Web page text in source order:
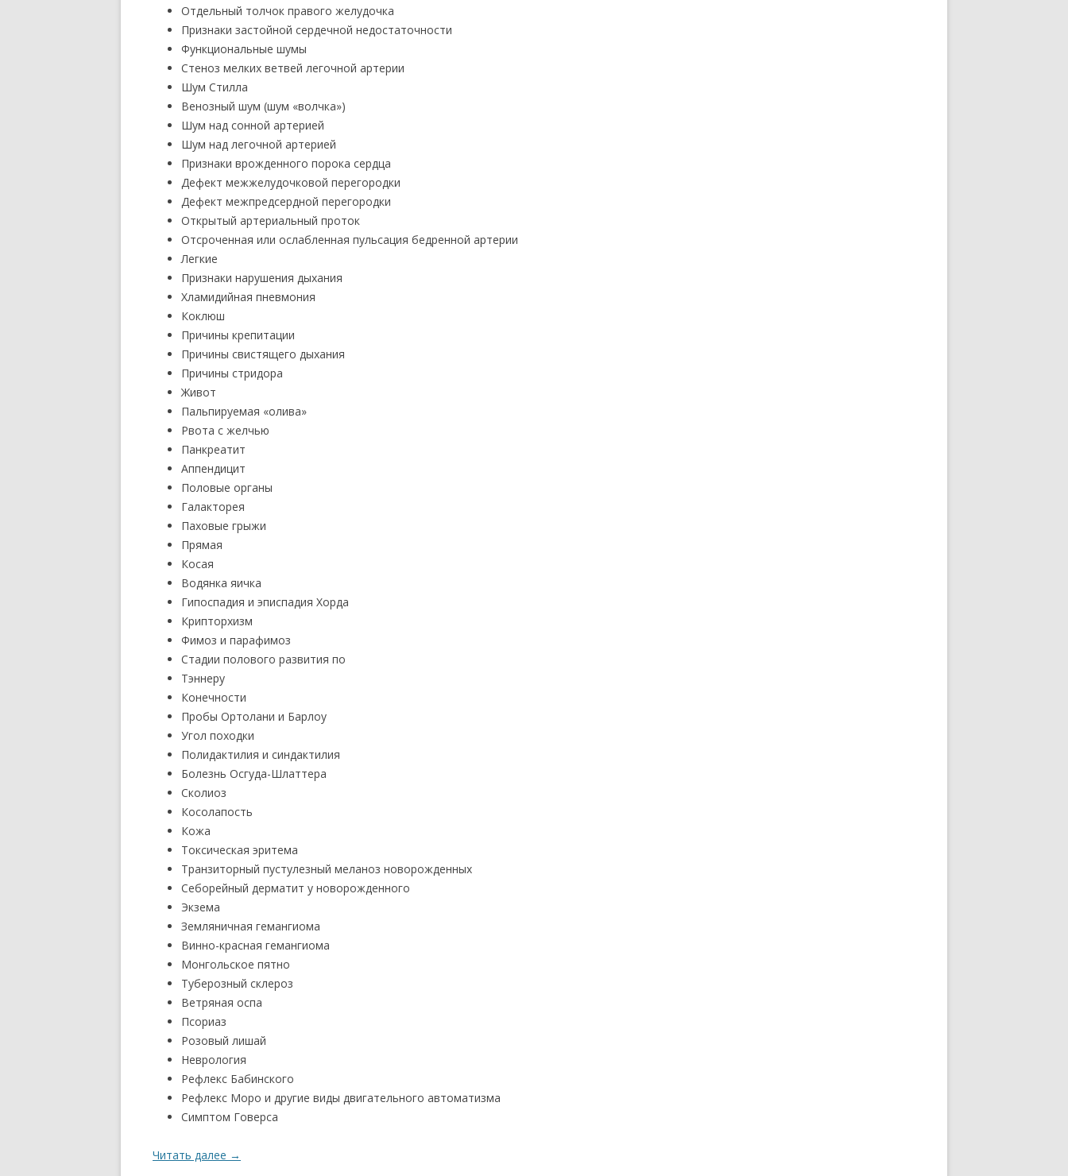
Отдельный толчок правого желудочка
Признаки застойной сердечной недостаточности
Функциональные шумы
Стеноз мелких ветвей легочной артерии
Шум Стилла
Венозный шум (шум «волчка»)
Шум над сонной артерией
Шум над легочной артерией
Признаки врожденного порока сердца
Дефект межжелудочковой перегородки
Дефект межпредсердной перегородки
Открытый артериальный проток
Отсроченная или ослабленная пульсация бедренной артерии
Легкие
Признаки нарушения дыхания
Хламидийная пневмония
Коклюш
Причины крепитации
Причины свистящего дыхания
Причины стридора
Живот
Пальпируемая «олива»
Рвота с желчью
Панкреатит
Аппендицит
Половые органы
Галакторея
Паховые грыжи
Прямая
Косая
Водянка яичка
Гипоспадия и эписпадия Хорда
Крипторхизм
Фимоз и парафимоз
Стадии полового развития по
Тэннеру
Конечности
Пробы Ортолани и Барлоу
Угол походки
Полидактилия и синдактилия
Болезнь Осгуда-Шлаттера
Сколиоз
Косолапость
Кожа
Токсическая эритема
Транзиторный пустулезный меланоз новорожденных
Себорейный дерматит у новорожденного
Экзема
Земляничная гемангиома
Винно-красная гемангиома
Монгольское пятно
Туберозный склероз
Ветряная оспа
Псориаз
Розовый лишай
Неврология
Рефлекс Бабинского
Рефлекс Моро и другие виды двигательного автоматизма
Симптом Говерса
Читать далее →